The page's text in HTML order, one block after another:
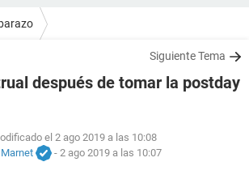
Siguiente Tema
después de tomar la postday
el 2 ago 2019 a las 10:08
- 2 ago 2019 a las 10:07